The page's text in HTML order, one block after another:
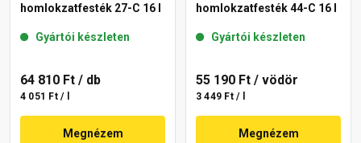
homlokzatfesték 27-C 16 l
Gyártói készleten
64 810 Ft / db
4 051 Ft / l
Megnézem
homlokzatfesték 44-C 16 l
Gyártói készleten
55 190 Ft / vödör
3 449 Ft / l
Megnézem